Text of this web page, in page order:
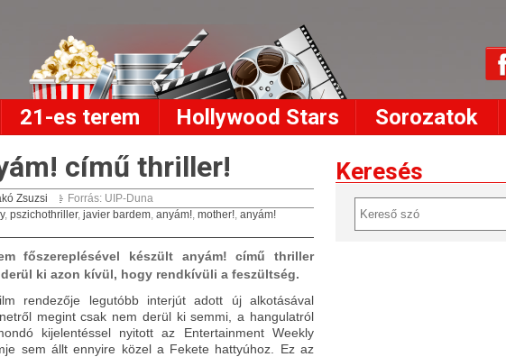
21-es terem Hollywood Stars Sorozatok
című thriller!
Zsuzsi
Forrás: UIP-Duna
, pszichothriller, javier bardem, anyám!, mother!, anyám!
főszereplésével készült anyám! című thriller
ki azon kívül, hogy rendkívüli a feszültség.
rendezője legutóbb interjút adott új alkotásával
megint csak nem derül ki semmi, a hangulatról
kijelentéssel nyitott az Entertainment Weekly
sem állt ennyire közel a Fekete hattyúhoz. Ez az
Keresés